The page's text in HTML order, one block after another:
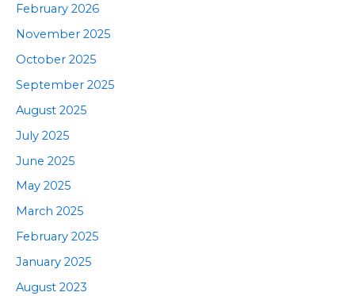
February 2026
November 2025
October 2025
September 2025
August 2025
July 2025
June 2025
May 2025
March 2025
February 2025
January 2025
August 2023